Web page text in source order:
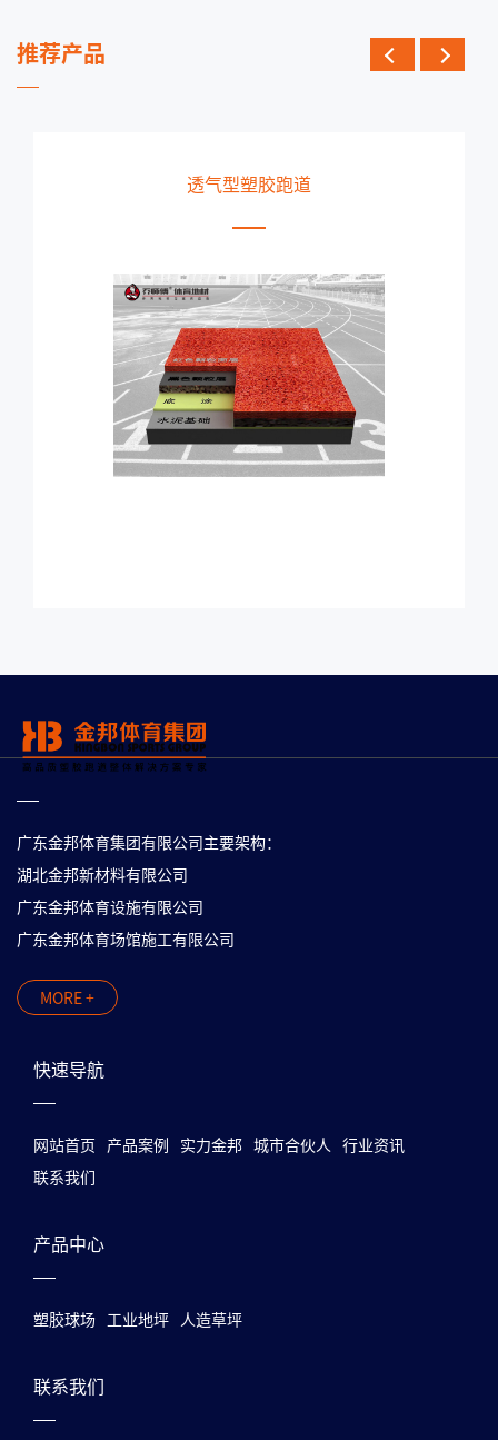
推荐产品
EPDM塑胶跑道
广东金邦体育集团有限公司主要架构：
湖北金邦新材料有限公司
广东金邦体育设施有限公司
广东金邦体育场馆施工有限公司
MORE +
快速导航
网站首页 产品案例 实力金邦 城市合伙人 行业资讯
联系我们
产品中心
塑胶球场 工业地坪 人造草坪
联系我们